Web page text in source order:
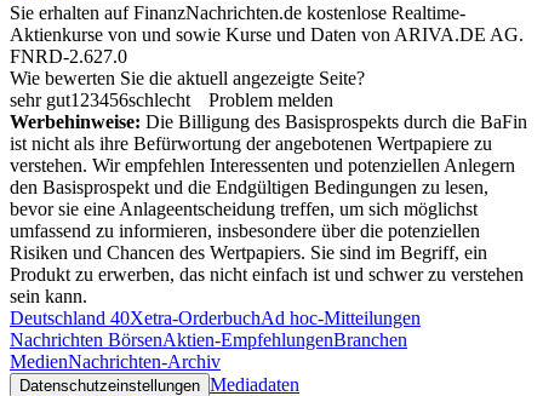
Sie erhalten auf FinanzNachrichten.de kostenlose Realtime-
Aktienkurse von und sowie Kurse und Daten von ARIVA.DE AG.
FNRD-2.627.0
Wie bewerten Sie die aktuell angezeigte Seite?
sehr gut1 23456schlecht
Problem melden
Werbehinweise: Die Billigung des Basisprospekts durch die BaFin
ist nicht als ihre Befürwortung der angebotenen Wertpapiere zu
verstehen. Wir empfehlen Interessenten und potenziellen Anlegern
den Basisprospekt und die Endgültigen Bedingungen zu lesen,
bevor sie eine Anlageentscheidung treffen, um sich möglichst
umfassend zu informieren, insbesondere über die potenziellen
Risiken und Chancen des Wertpapiers. Sie sind im Begriff, ein
Produkt zu erwerben, das nicht einfach ist und schwer zu verstehen
sein kann.
Deutschland 40Xetra-OrderbuchAd hoc-Mitteilungen
Nachrichten BörsenAktien-EmpfehlungenBranchen
MedienNachrichten-Archiv
Datenschutzeinstellungen Mediadaten